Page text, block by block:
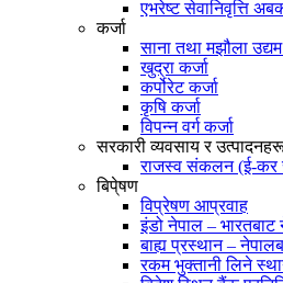
एभरेष्ट सेवानिवृत्ति
कर्जा
साना तथा मझौला
खुद्रा कर्जा
कर्पोरेट कर्जा
कृषि कर्जा
विपन्न वर्ग कर्जा
सरकारी व्यवसाय र
राजस्व संकलन (ई-कर
बिपे्षण
विप्रेषण आप्रवाह
इंडो नेपाल –
बाह्य प्रस्थान –
रकम भुक्तानी लिने